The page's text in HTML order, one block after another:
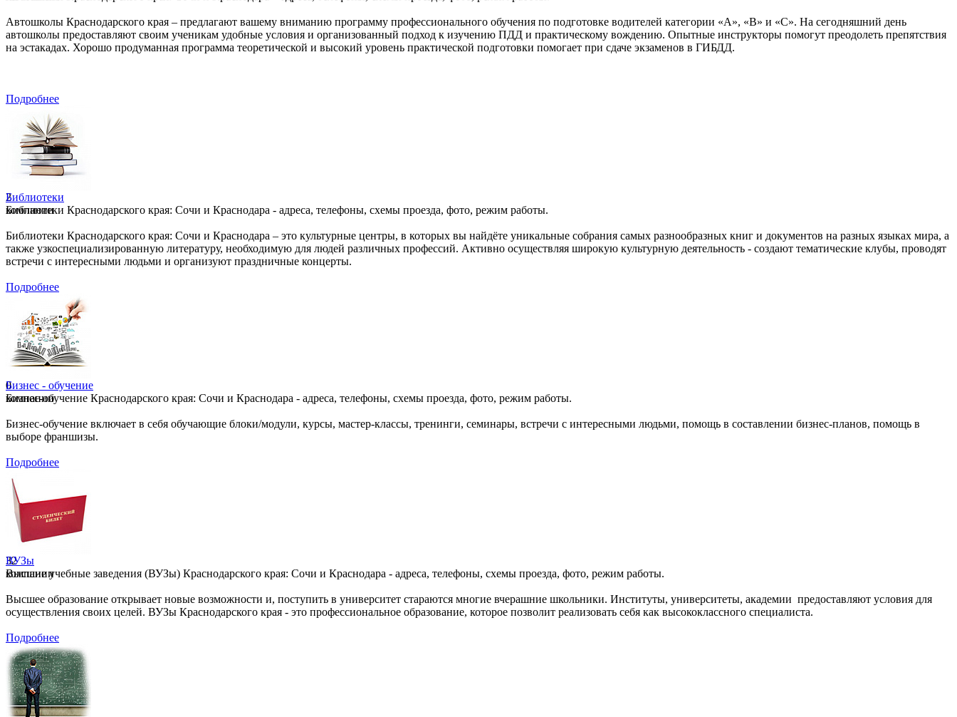
Автошколы Краснодарского края – предлагают вашему вниманию программу профессионального обучения по подготовке водителей категории «А», «B» и «С». На сегодняшний день
автошколы предоставляют своим ученикам удобные условия и организованный подход к изучению ПДД и практическому вождению. Опытные инструкторы помогут преодолеть препятствия
на эстакадах. Хорошо продуманная программа теоретической и высокий уровень практической подготовки помогает при сдаче экзаменов в ГИБДД.
Подробнее
2
компании
Библиотеки
Библиотеки Краснодарского края: Сочи и Краснодара - адреса, телефоны, схемы проезда, фото, режим работы.
Библиотеки Краснодарского края: Сочи и Краснодара – это культурные центры, в которых вы найдёте уникальные собрания самых разнообразных книг и документов на разных языках мира, а
также узкоспециализированную литературу, необходимую для людей различных профессий. Активно осуществляя широкую культурную деятельность - создают тематические клубы, проводят
встречи с интересными людьми и организуют праздничные концерты.
Подробнее
0
компании
Бизнес - обучение
Бизнес-обучение Краснодарского края: Сочи и Краснодара - адреса, телефоны, схемы проезда, фото, режим работы.
Бизнес-обучение включает в себя обучающие блоки/модули, курсы, мастер-классы, тренинги, семинары, встречи с интересными людьми, помощь в составлении бизнес-планов, помощь в
выборе франшизы.
Подробнее
32
компании
ВУЗы
Высшие учебные заведения (ВУЗы) Краснодарского края: Сочи и Краснодара - адреса, телефоны, схемы проезда, фото, режим работы.
Высшее образование открывает новые возможности и, поступить в университет стараются многие вчерашние школьники. Институты, университеты, академии предоставляют условия для
осуществления своих целей. ВУЗы Краснодарского края - это профессиональное образование, которое позволит реализовать себя как высококлассного специалиста.
Подробнее